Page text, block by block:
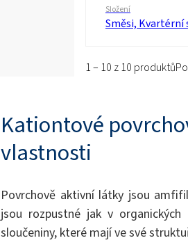
Složení
Směsi, Kvartérní
1 – 10 z 10 produktů
Kationtové
vlastnosti
Povrchově aktivní látky jsou
jsou rozpustné jak v
sloučeniny, které mají ve své